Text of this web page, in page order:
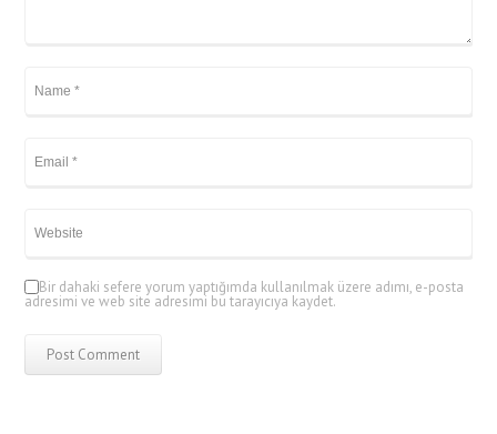
Bir dahaki sefere yorum yaptığımda kullanılmak üzere adımı, e-posta
adresimi ve web site adresimi bu tarayıcıya kaydet.